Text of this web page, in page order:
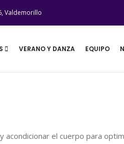
Valdemorillo
VERANO Y DANZA EQUIPO
el cuerpo para